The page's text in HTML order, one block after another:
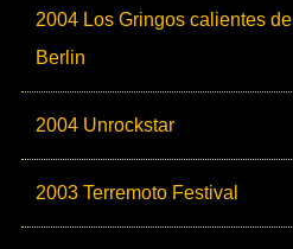
2004 Los Gringos calientes de
Berlin
2004 Unrockstar
2003 Terremoto Festival